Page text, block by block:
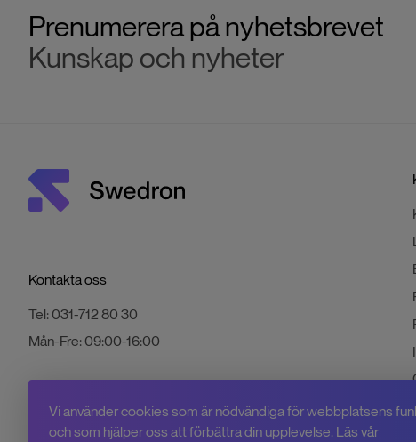
Prenumerera på nyhetsbrevet
Kunskap och nyheter
Kontakta oss
Tel:031-712 80 30
Mån-Fre:09:00-16:00
Vi använder cookies som är nödvändiga för webbplatsens
och som hjälper oss att förbättra din upplevelse. Läs vår